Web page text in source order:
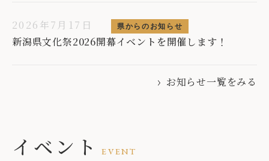
2026年7月17日 県からのお知らせ
新潟県文化祭2026開幕イベントを開催します！
お知らせ一覧をみる
イベント EVENT